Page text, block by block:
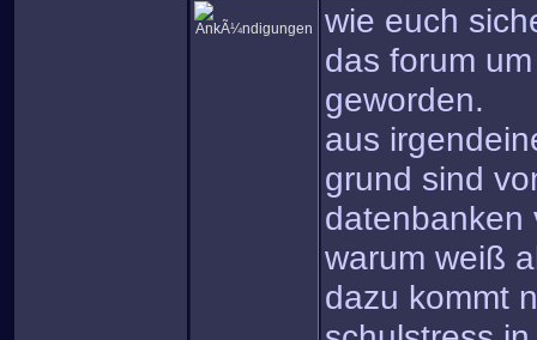
wie euch
das forum
geworden.
aus
grund sind
datenbanken
warum weiß
dazu kommt